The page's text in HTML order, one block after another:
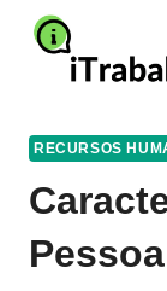
Pular
para
RECURSOS